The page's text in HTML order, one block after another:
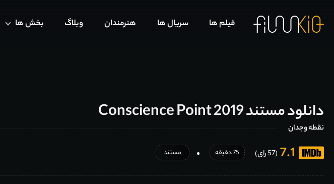
فیلم ها سریال ها هنرمندان وبلاگ بخش ها
دانلود مستند Conscience Point 2019
نقطه وجدان
7.1 (57 رای) 75 دقیقه مستند